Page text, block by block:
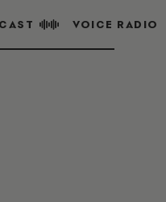
VOICE RADIO